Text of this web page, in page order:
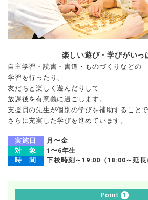
楽しい遊び・学びがいっ
自主学習・読書・書道・ものづくりなどの
学習を行ったり、
友だちと楽しく遊んだりして
放課後を有意義に過ごします。
支援員の先生が個別の学びを補助することで
さらに充実した学びを進めています。
実施日
月〜金
対 象
1〜6年生
時 間
下校時刻～19:00 （18:00～延
Point 1